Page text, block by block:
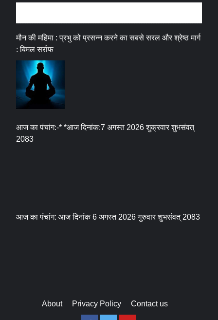
मौन की महिमा : प्रभु को प्रसन्न करने का सबसे सरल और श्रेष्ठ मार्ग
: बिमल सर्राफ
आज का पंचांग:-* *आज दिनांक:7 अगस्त 2026 शुक्रवार शुभसंवत्
2083
आज का पंचांग: आज दिनांक 6 अगस्त 2026 गुरुवार शुभसंवत् 2083
About Privacy Policy Contact us